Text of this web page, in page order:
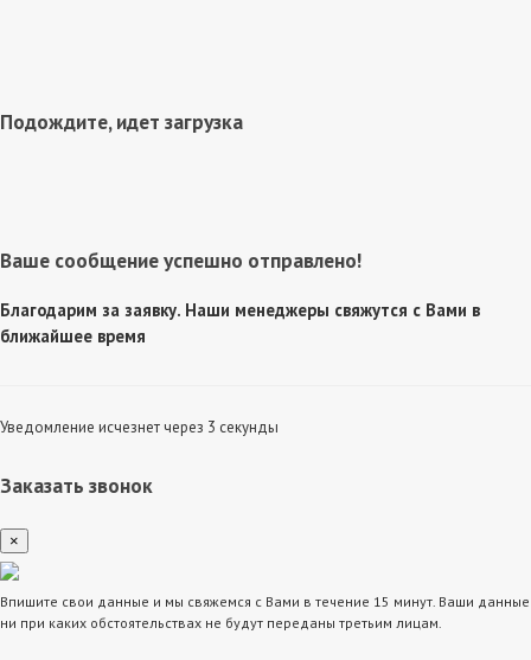
Подождите, идет загрузка
Ваше сообщение успешно отправлено!
Благодарим за заявку. Наши менеджеры свяжутся с Вами в
ближайшее время
Уведомление исчезнет через 3 секунды
Заказать звонок
×
Впишите свои данные и мы свяжемся с Вами в течение 15 минут. Ваши данные
ни при каких обстоятельствах не будут переданы третьим лицам.